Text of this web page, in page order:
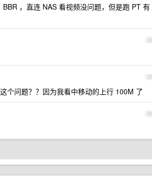
，直连 NAS 看视频没问题，但是跑 PT 有
24
25
个问题？？因为我看中移动的上行 100M 了
26